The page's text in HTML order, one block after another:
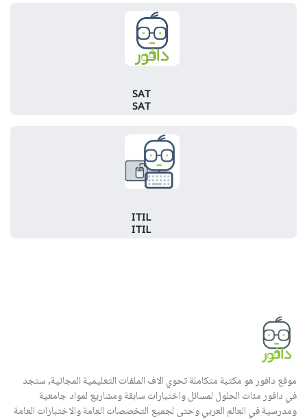
SAT
SAT
ITIL
ITIL
موقع دافور هو مكتبة متكاملة تحوي الاف الملفات التعليمية المجانية, ستجد
في دافور مئات الحلول لمسائل واختبارات سابقة ومشاريع لمواد جامعية
ومدرسية في العالم العربي وحتى لجميع التخصصات العامة والاختبارات العامة